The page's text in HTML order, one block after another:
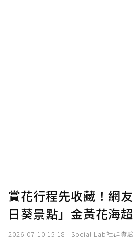
賞花行程先收藏！網
日葵景點」金黃花海
2026-07-10 15:18 Social Lab社群實